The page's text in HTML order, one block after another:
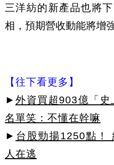
三洋紡的新產品也將
相，預期營收動能將增強
【往下看更多】
► 外資買超903億「
名單笑：不懂在幹嘛
► 台股勁揚1250點！
人在逃